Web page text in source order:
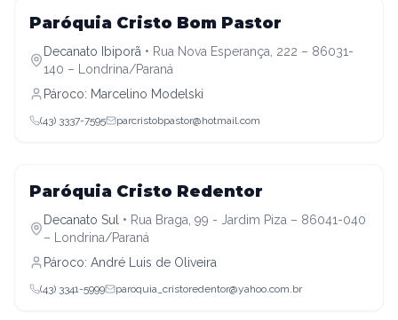
Decanato Ibiporã
Paróquia Cristo Bom Pastor
Decanato Ibiporã • Rua Nova Esperança, 222 – 86031-
140 – Londrina/Paraná
Pároco: Marcelino Modelski
(43) 3337-7595 parcristobpastor@hotmail.com
Decanato Sul
Paróquia Cristo Redentor
Decanato Sul • Rua Braga, 99 - Jardim Piza – 86041-040
– Londrina/Paraná
Pároco: André Luis de Oliveira
(43) 3341-5999 paroquia_cristoredentor@yahoo.com.br